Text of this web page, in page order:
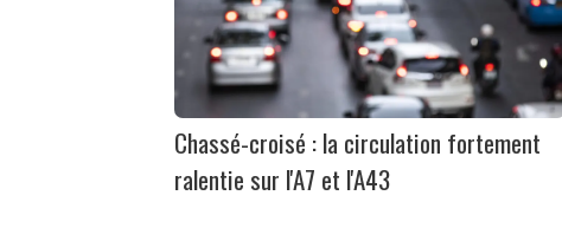
Chassé-croisé : la circulation fortement
ralentie sur l'A7 et l'A43